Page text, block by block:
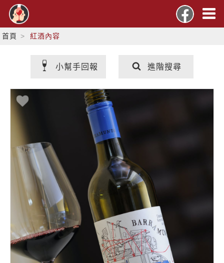
首頁 紅酒內容
小幫手回報 進階搜尋